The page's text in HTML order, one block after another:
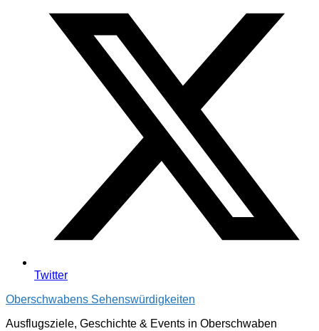
Twitter
Oberschwabens Sehenswürdigkeiten
Ausflugsziele, Geschichte & Events in Oberschwaben